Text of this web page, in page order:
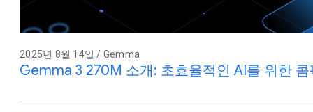
2025년 8월 14일 / Gemma
Gemma 3 270M 소개: 초효율적인 AI를 위한